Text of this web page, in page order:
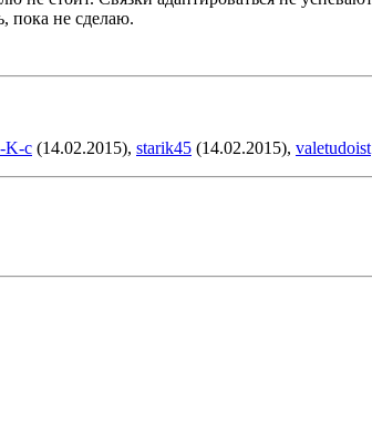
пока не сделаю.
K-c (14.02.2015), starik45 (14.02.2015), valetudoist